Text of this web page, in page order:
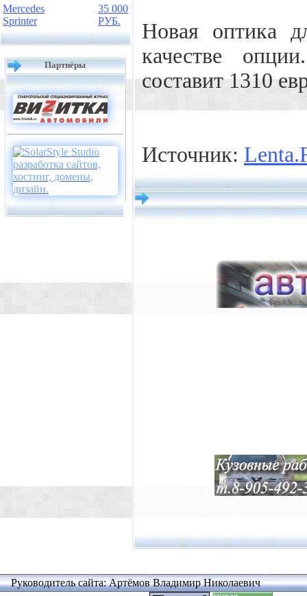
Mercedes
Sprinter
35 000
РУБ.
Партнёры
Новая оптика
качестве
составит 1310
Источник:
Руководитель сайта: Артёмов Владимир Николаевич